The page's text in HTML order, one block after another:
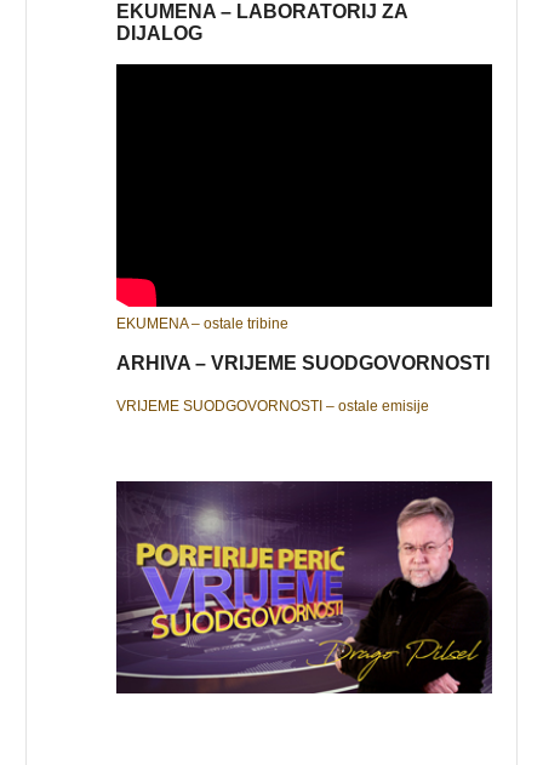
EKUMENA – LABORATORIJ ZA
DIJALOG
EKUMENA – ostale tribine
ARHIVA – VRIJEME SUODGOVORNOSTI
VRIJEME SUODGOVORNOSTI – ostale emisije